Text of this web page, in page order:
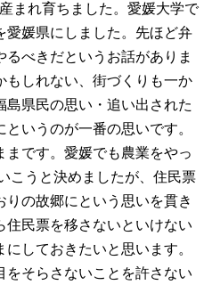
まれ育ちました。愛媛大学で
愛媛県にしました。先ほど弁
べきだというお話がありま
もしれない、街づくりも一か
島県民の思い・追い出された
いうのが一番の思いです。
です。愛媛でも農業をやっ
こうと決めましたが、住民票
の故郷にという思いを貫き
民票を移さないといけない
しておきたいと思います。
そらさないことを許さない